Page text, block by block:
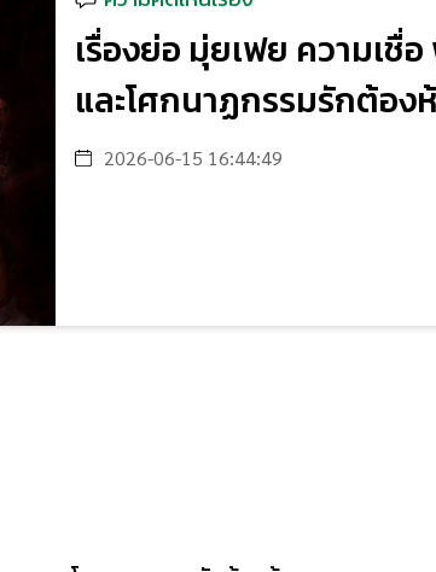
เรื่องย่อ มุ่ยเฟย ความเชื่
และโศกนาฏกรรมรักต้อง
2026-06-15 16:44:49